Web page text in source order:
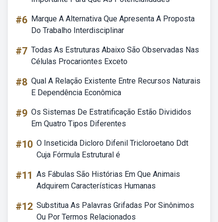
#6 Marque A Alternativa Que Apresenta A Proposta
Do Trabalho Interdisciplinar
#7 Todas As Estruturas Abaixo São Observadas Nas
Células Procariontes Exceto
#8 Qual A Relação Existente Entre Recursos Naturais
E Dependência Econômica
#9 Os Sistemas De Estratificação Estão Divididos
Em Quatro Tipos Diferentes
#10 O Inseticida Dicloro Difenil Tricloroetano Ddt
Cuja Fórmula Estrutural é
#11 As Fábulas São Histórias Em Que Animais
Adquirem Características Humanas
#12 Substitua As Palavras Grifadas Por Sinônimos
Ou Por Termos Relacionados